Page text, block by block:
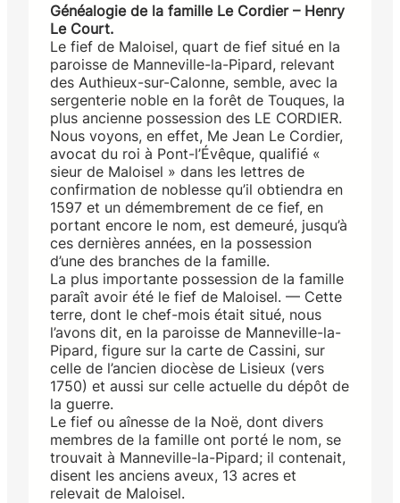
Généalogie de la famille Le Cordier – Henry
Le Court.
Le fief de Maloisel, quart de fief situé en la
paroisse de Manneville-la-Pipard, relevant
des Authieux-sur-Calonne, semble, avec la
sergenterie noble en la forêt de Touques, la
plus ancienne possession des LE CORDIER.
Nous voyons, en effet, Me Jean Le Cordier,
avocat du roi à Pont-l’Évêque, qualifié «
sieur de Maloisel » dans les lettres de
confirmation de noblesse qu’il obtiendra en
1597 et un démembrement de ce fief, en
portant encore le nom, est demeuré, jusqu’à
ces dernières années, en la possession
d’une des branches de la famille.
La plus importante possession de la famille
paraît avoir été le fief de Maloisel. — Cette
terre, dont le chef-mois était situé, nous
l’avons dit, en la paroisse de Manneville-la-
Pipard, figure sur la carte de Cassini, sur
celle de l’ancien diocèse de Lisieux (vers
1750) et aussi sur celle actuelle du dépôt de
la guerre.
Le fief ou aînesse de la Noë, dont divers
membres de la famille ont porté le nom, se
trouvait à Manneville-la-Pipard; il contenait,
disent les anciens aveux, 13 acres et
relevait de Maloisel.